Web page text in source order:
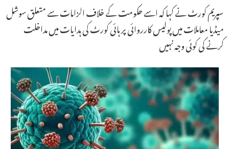
سپریم کورٹ نے کہا کہ اسے حکومت کے خلاف الزامات سے متعلق سوشل
میڈیا معاملات میں پولیس کارروائی پر ہائی کورٹ کی ہدایات میں مداخلت
کرنے کی کوئی وجہ نہیں